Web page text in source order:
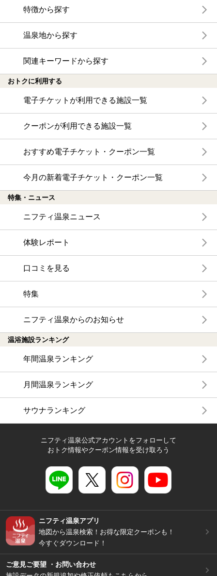
特徴から探す
温泉地から探す
関連キーワードから探す
おトクに利用する
電子チケットが利用できる施設一覧
クーポンが利用できる施設一覧
おすすめ電子チケット・クーポン一覧
今月の新着電子チケット・クーポン一覧
特集・ニュース
ニフティ温泉ニュース
体験レポート
口コミを見る
特集
ニフティ温泉からのお知らせ
温浴施設ランキング
年間温泉ランキング
月間温泉ランキング
サウナランキング
ニフティ温泉公式アカウントをフォローして
おトク情報やクーポン情報を受け取ろう
ニフティ温泉アプリ
地図から温泉検索！お得な限定クーポンも！
今すぐダウンロード！
ご意見ご要望 ・お問い合わせ